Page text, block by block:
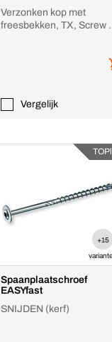
Verzonken kop met
freesbekken, TX, Screw
Vergelijk
+15
Spaanplaatschroef
EASYfast
SNIJDEN (kerf)